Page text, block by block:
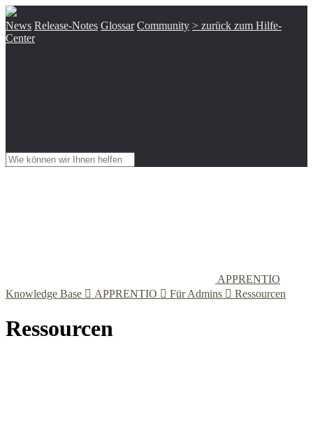
News Release-Notes Glossar Community > zurück zum Hilfe-
Center
APPRENTIO
Knowledge Base  APPRENTIO  Für Admins  Ressourcen
Ressourcen